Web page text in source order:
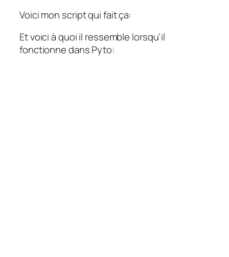
Voici mon script qui fait ça:
Et voici à quoi il ressemble lorsqu’il
fonctionne dans Pyto: